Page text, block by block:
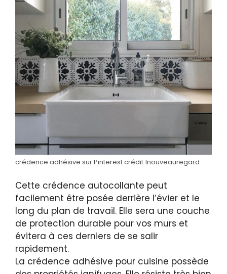
crédence adhésive sur Pinterest crédit 1nouveauregard
Cette crédence autocollante peut
facilement être posée derrière l’évier et le
long du plan de travail. Elle sera une couche
de protection durable pour vos murs et
évitera à ces derniers de se salir
rapidement.
La crédence adhésive pour cuisine possède